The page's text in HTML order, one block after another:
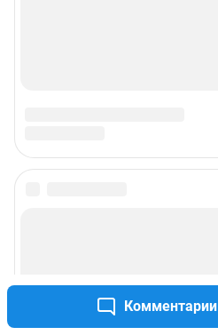
Комментарии